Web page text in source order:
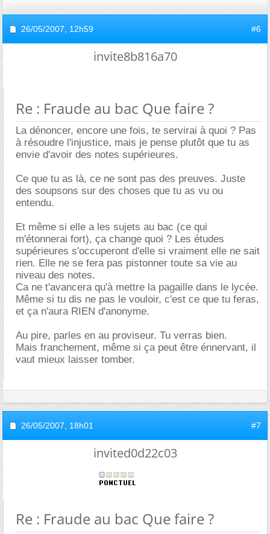
26/05/2007, 12h59 #6
invite8b816a70
Re : Fraude au bac Que faire ?
La dénoncer, encore une fois, te servirai à quoi ? Pas
à résoudre l'injustice, mais je pense plutôt que tu as
envie d'avoir des notes supérieures.
Ce que tu as là, ce ne sont pas des preuves. Juste
des soupsons sur des choses que tu as vu ou
entendu.
Et même si elle a les sujets au bac (ce qui
m'étonnerai fort), ça change quoi ? Les études
supérieures s'occuperont d'elle si vraiment elle ne sait
rien. Elle ne se fera pas pistonner toute sa vie au
niveau des notes.
Ca ne t'avancera qu'à mettre la pagaille dans le lycée.
Même si tu dis ne pas le vouloir, c'est ce que tu feras,
et ça n'aura RIEN d'anonyme.
Au pire, parles en au proviseur. Tu verras bien.
Mais franchement, même si ça peut être énnervant, il
vaut mieux laisser tomber.
26/05/2007, 18h01 #7
invited0d22c03
Re : Fraude au bac Que faire ?